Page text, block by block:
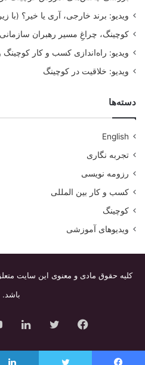
ویدیو: برند خارجی، آری یا خیر؟ (با
کوچینگ، چراغِ مسیر رهبران سازمانی
ویدیو: راه‌اندازی کسب و کار کوچینگ و
ویدیو: خلاقیت در کوچینگ
دسته‌ها
English
تجربه نگاری
رزومه نویسی
کسب و کار بین المللی
کوچینگ
ویدیوهای آموزشی
کلیه حقوق مادی و معنوی این سایت
باشد.
فیس
بوک
توییتر